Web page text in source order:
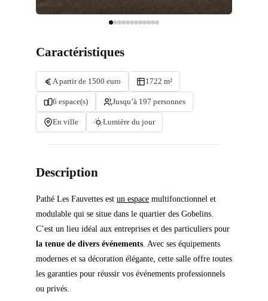
Caractéristiques
A partir de 1500 euro 1722 m²
6 espace(s) Jusqu’à 197 personnes
En ville Lumière du jour
Description
Pathé Les Fauvettes est un espace multifonctionnel et
modulable qui se situe dans le quartier des Gobelins.
C’est un lieu idéal aux entreprises et des particuliers pour
la tenue de divers événements. Avec ses équipements
modernes et sa décoration élégante, cette salle offre toutes
les garanties pour réussir vos événements professionnels
ou privés.